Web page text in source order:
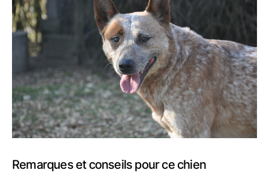
Remarques et conseils pour ce chien